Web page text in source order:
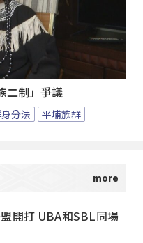
二制」爭議
分法 平埔族群
開打 UBA和SBL同場